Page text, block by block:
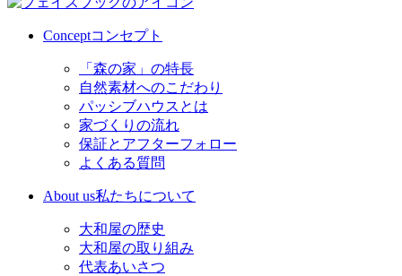
Conceptコンセプト
「森の家」の特長
自然素材へのこだわり
パッシブハウスとは
家づくりの流れ
保証とアフターフォロー
よくある質問
About us私たちについて
大和屋の歴史
大和屋の取り組み
代表あいさつ